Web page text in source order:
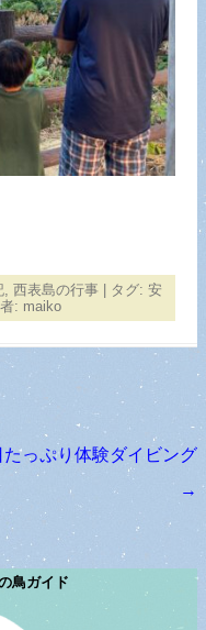
西表島の行事 | タグ: 安
: maiko
たっぷり体験ダイビング
→
鳥ガイド